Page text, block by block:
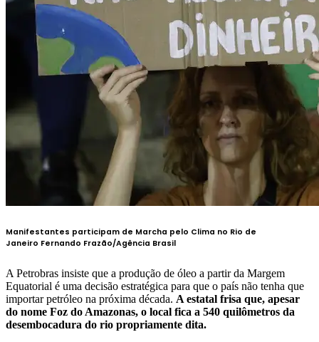
Manifestantes participam de Marcha pelo Clima no Rio de
Janeiro Fernando Frazão/Agência Brasil
A Petrobras insiste que a produção de óleo a partir da Margem
Equatorial é uma decisão estratégica para que o país não tenha que
importar petróleo na próxima década. A estatal frisa que, apesar
do nome Foz do Amazonas, o local fica a 540 quilômetros da
desembocadura do rio propriamente dita.